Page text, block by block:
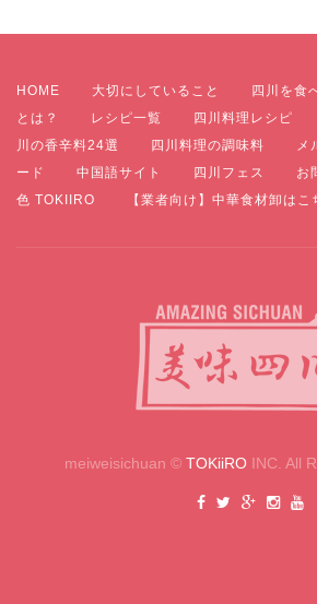
HOME 大切にしていること 四川を食
とは？
レシピ一覧 四川料理レシピ
川の香辛料24選
四川料理の調味料 メ
ード
中国語サイト 四川フェス お
色 TOKIIRO
【業者向け】中華食材卸はこ
meiweisichuan © TOKiiRO INC. All